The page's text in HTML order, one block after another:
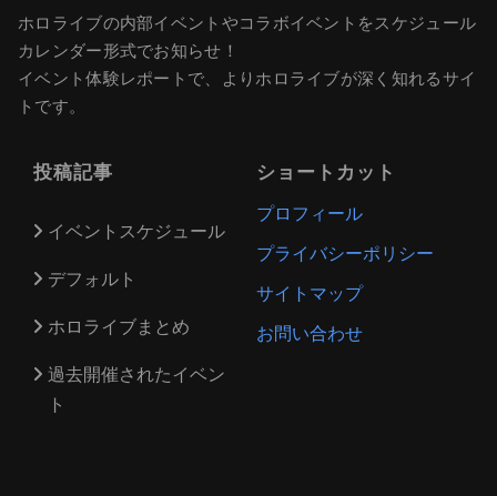
ホロライブの内部イベントやコラボイベントをスケジュール
カレンダー形式でお知らせ！
イベント体験レポートで、よりホロライブが深く知れるサイ
トです。
投稿記事
イベントスケジュール
デフォルト
ホロライブまとめ
過去開催されたイベン
ト
ショートカット
プロフィール
プライバシーポリシー
サイトマップ
お問い合わせ